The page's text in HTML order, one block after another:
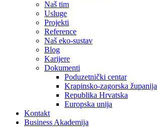
Naš tim
Usluge
Projekti
Reference
Naš eko-sustav
Blog
Karijere
Dokumenti
Poduzetnički centar
Krapinsko-zagorska županija
Republika Hrvatska
Europska unija
Kontakt
Business Akademija